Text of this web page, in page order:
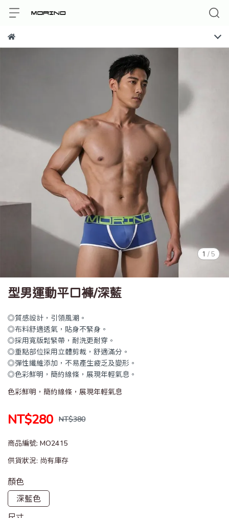
1 / 5
型男運動平口褲/深藍
◎質感設計，引領風潮。
◎布料舒適透氣，貼身不緊身。
◎採用寬版鬆緊帶，耐洗更耐穿。
◎重點部位採用立體剪裁，舒適滿分。
◎彈性纖維添加，不易產生疲乏及變形。
◎色彩鮮明，簡約線條，展現年輕氣息。
色彩鮮明，簡約線條，展現年輕氣息
NT$280 NT$380
商品編號: MO2415
供貨狀況: 尚有庫存
顏色
深藍色